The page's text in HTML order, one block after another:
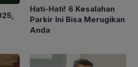
Hati-Hati! 6 Kesalahan
Parkir Ini Bisa Merugikan
Anda